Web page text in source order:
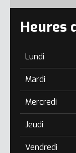
Heures
Lundi
Mardi
Mercredi
Jeudi
Vendredi